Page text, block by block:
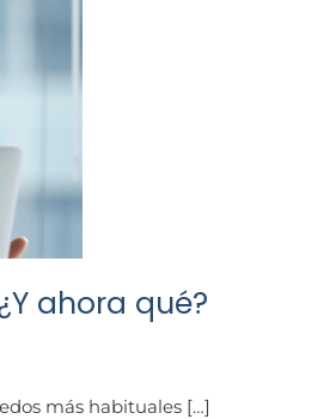
ahora qué?
más habituales […]